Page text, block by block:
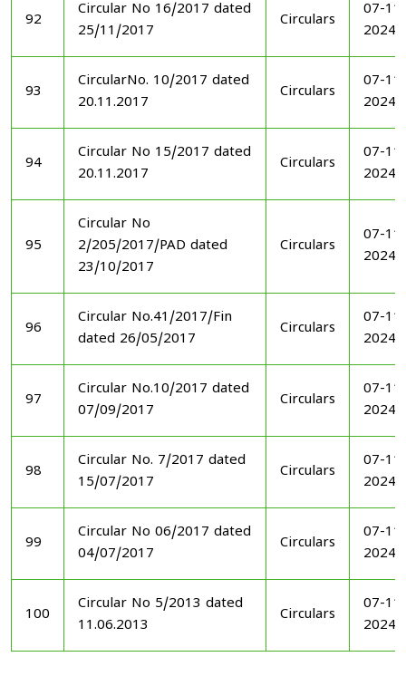
92
Circular No 16/2017 dated
25/11/2017
Circulars
07-11-
2024
93
CircularNo. 10/2017 dated
20.11.2017
Circulars
07-11-
2024
94
Circular No 15/2017 dated
20.11.2017
Circulars
07-11-
2024
95
Circular No
2/205/2017/PAD dated
23/10/2017
Circulars
07-11-
2024
96
Circular No.41/2017/Fin
dated 26/05/2017
Circulars
07-11-
2024
97
Circular No.10/2017 dated
07/09/2017
Circulars
07-11-
2024
98
Circular No. 7/2017 dated
15/07/2017
Circulars
07-11-
2024
99
Circular No 06/2017 dated
04/07/2017
Circulars
07-11-
2024
100
Circular No 5/2013 dated
11.06.2013
Circulars
07-11-
2024